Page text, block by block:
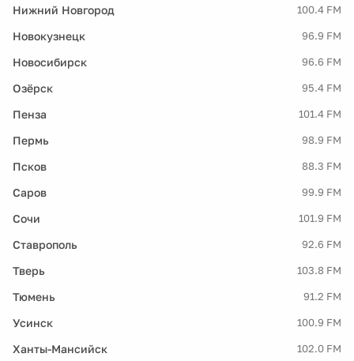
Нижний Новгород 100.4 FM
Новокузнецк 96.9 FM
Новосибирск 96.6 FM
Озёрск 95.4 FM
Пенза 101.4 FM
Пермь 98.9 FM
Псков 88.3 FM
Саров 99.9 FM
Сочи 101.9 FM
Ставрополь 92.6 FM
Тверь 103.8 FM
Тюмень 91.2 FM
Усинск 100.9 FM
Ханты-Мансийск 102.0 FM